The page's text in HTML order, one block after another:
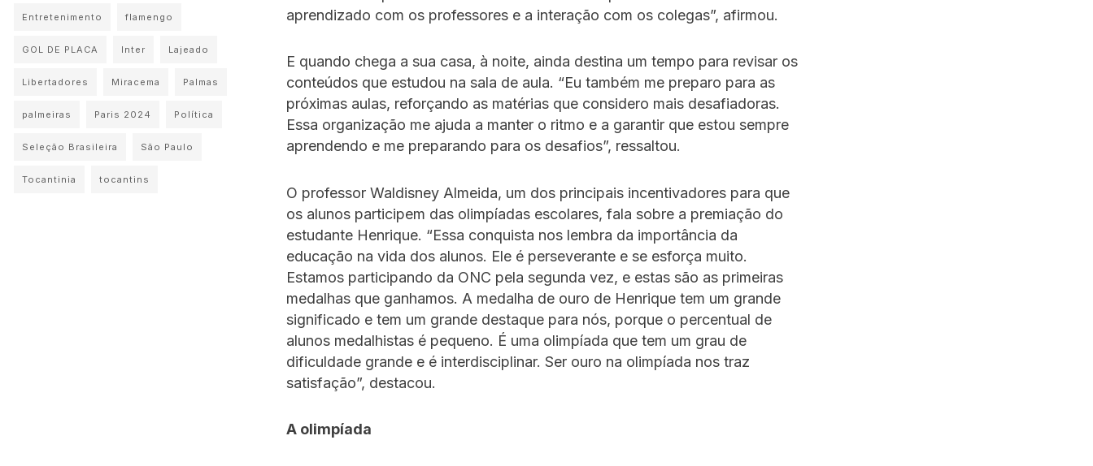
aprendizado com os professores e a interação com os colegas”, afirmou.
E quando chega a sua casa, à noite, ainda destina um tempo para revisar os
conteúdos que estudou na sala de aula. “Eu também me preparo para as
próximas aulas, reforçando as matérias que considero mais desafiadoras.
Essa organização me ajuda a manter o ritmo e a garantir que estou sempre
aprendendo e me preparando para os desafios”, ressaltou.
O professor Waldisney Almeida, um dos principais incentivadores para que
os alunos participem das olimpíadas escolares, fala sobre a premiação do
estudante Henrique. “Essa conquista nos lembra da importância da
educação na vida dos alunos. Ele é perseverante e se esforça muito.
Estamos participando da ONC pela segunda vez, e estas são as primeiras
medalhas que ganhamos. A medalha de ouro de Henrique tem um grande
significado e tem um grande destaque para nós, porque o percentual de
alunos medalhistas é pequeno. É uma olimpíada que tem um grau de
dificuldade grande e é interdisciplinar. Ser ouro na olimpíada nos traz
satisfação”, destacou.
A olimpíada
Entretenimento flamengo
GOL DE PLACA Inter Lajeado
Libertadores Miracema Palmas
palmeiras Paris 2024 Política
Seleção Brasileira São Paulo
Tocantinia tocantins